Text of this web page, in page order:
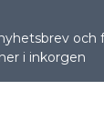
och
i inkorgen